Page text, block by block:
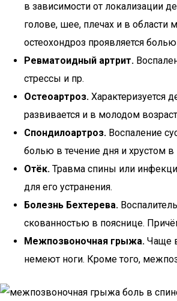
в зависимости от локализации
голове, шее, плечах и в области
остеохондроз проявляется
Ревматоидный артрит.
стрессы и пр.
Остеоартроз. Характеризуется
развивается и в молодом
Спондилоартроз. Воспаление
болью в течение дня и хрустом в
Отёк. Травма спины или
для его устранения.
Болезнь Бехтерева.
скованностью в пояснице.
Межпозвоночная грыжа. Чаще
немеют ноги. Кроме того,